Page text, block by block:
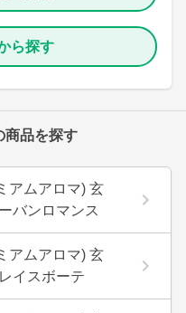
ら探す
商品を探す
アムアロマ) 玄
バンロマンス
アムアロマ) 玄
イスボーテ